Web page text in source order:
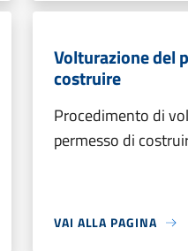
Volturazione del
costruire
Procedimento di
permesso di
VAI ALLA PAGINA